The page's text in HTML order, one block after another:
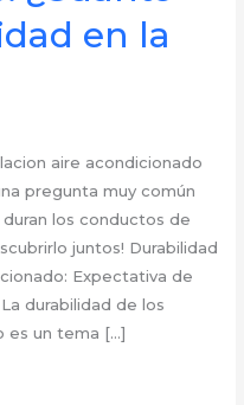
en la
aire acondicionado
pregunta muy común
los conductos de
juntos! Durabilidad
Expectativa de
durabilidad de los
es un tema […]